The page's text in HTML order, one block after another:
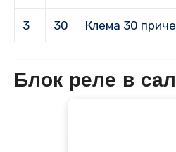
3 30 Клема 30
Блок реле в